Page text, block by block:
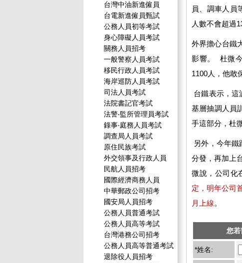
台灣中油新進僱員
台電新進僱員甄試
公務人員初等考試
身心障礙人員考試
關務人員招考
一般警察人員考試
移民行政人員考試
海岸巡防人員考試
司法人員考試
法院書記官考試
法警‧監所管理員考試
錄事‧庭務人員考試
調查局人員考試
原住民族考試
外交領事及行政人員
民航人員招考
國際經濟商務人員
中華郵政公司招考
國安局人員招考
公務人員普通考試
公務人員高等考試
台灣港務公司招考
公務人員高等普通考試
退除役人員招考
員、調車人員
人數不會超過
外界擔心台鐵
影響。 杜微
1100人，他敢
台鐵表示，這
基層抽調人員
手這部分，杜
另外，今年
分發，再加上
微說，公司化
定，明年公司
月上線。
您若
*姓名: